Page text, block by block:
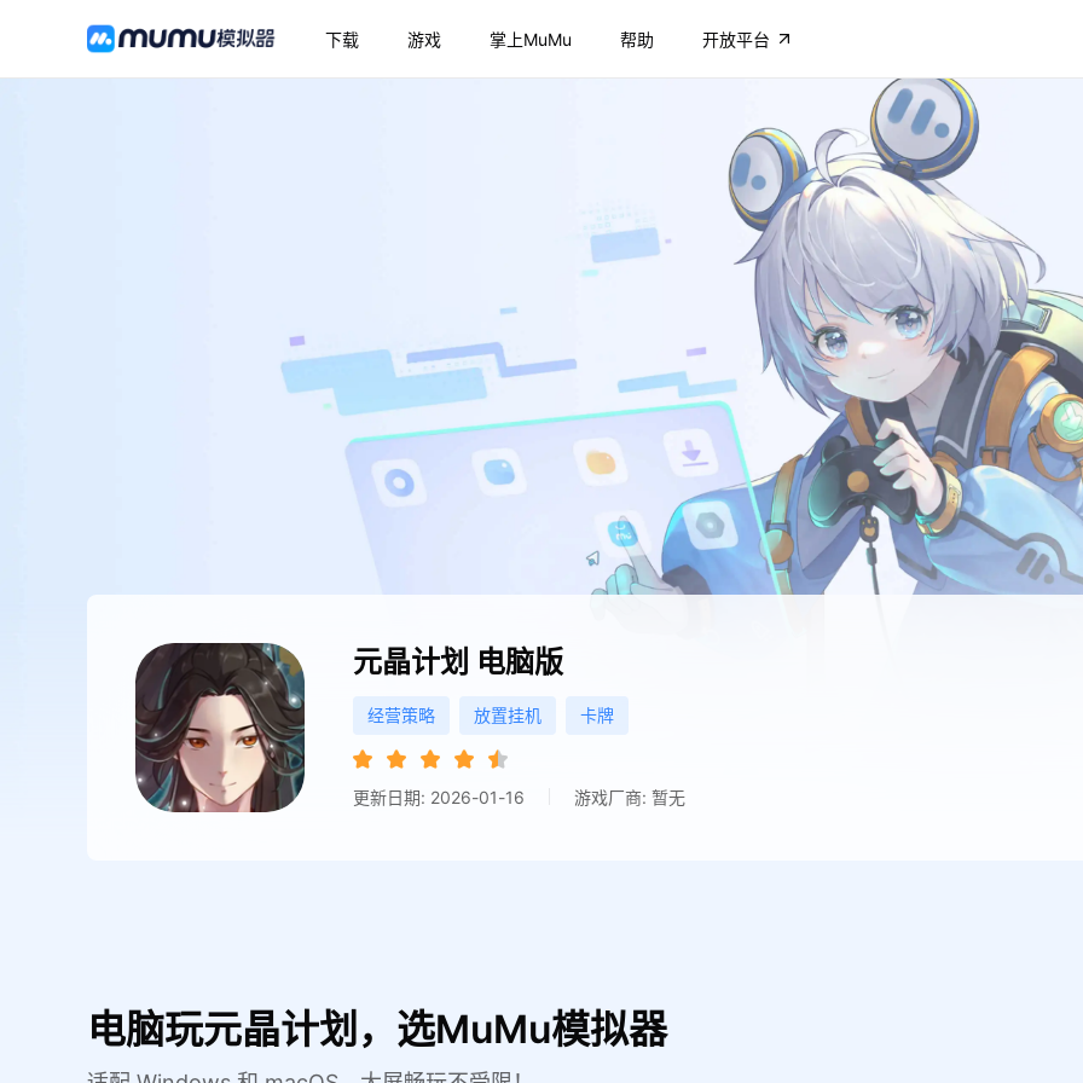
下载 游戏 掌上MuMu 帮助 开放平台
元晶计划 电脑版
经营策略 放置挂机 卡牌
更新日期: 2026-01-16 游戏厂商: 暂无
电脑玩元晶计划，选MuMu模拟器